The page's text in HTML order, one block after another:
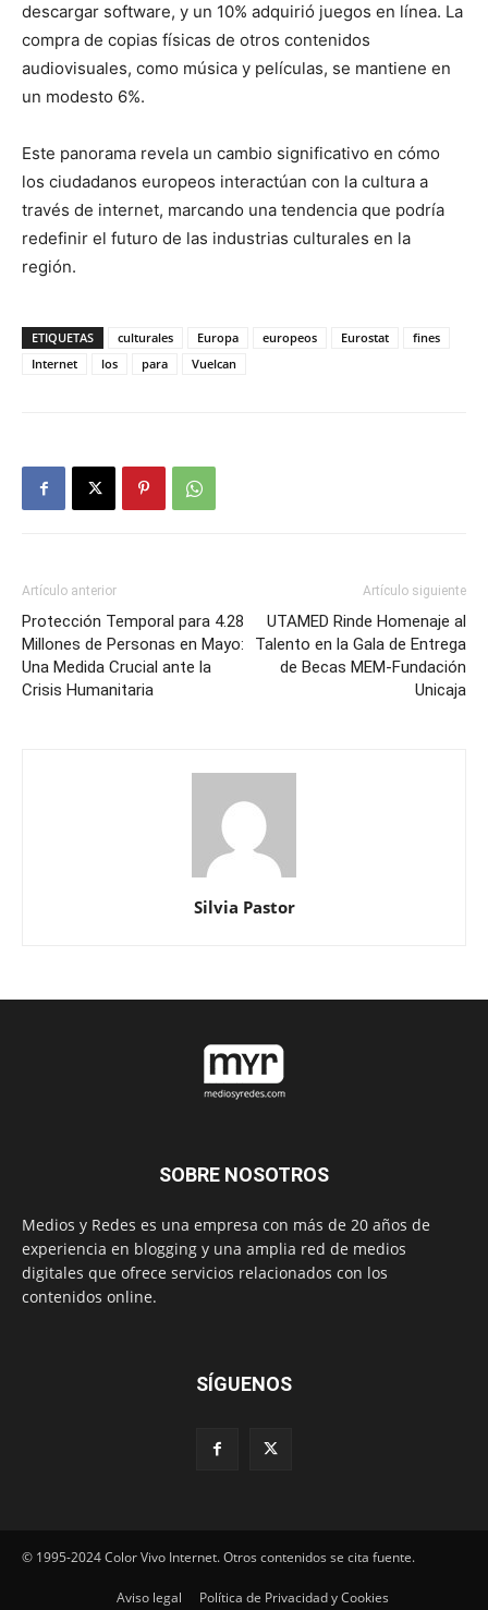
descargar software, y un 10% adquirió juegos en línea. La
compra de copias físicas de otros contenidos
audiovisuales, como música y películas, se mantiene en
un modesto 6%.
Este panorama revela un cambio significativo en cómo
los ciudadanos europeos interactúan con la cultura a
través de internet, marcando una tendencia que podría
redefinir el futuro de las industrias culturales en la
región.
ETIQUETAS culturales Europa europeos Eurostat
fines
Internet
los para Vuelcan
Artículo anterior
Protección Temporal para 4.28
Millones de Personas en Mayo:
Una Medida Crucial ante la
Crisis Humanitaria
Artículo siguiente
UTAMED Rinde Homenaje al
Talento en la Gala de Entrega
de Becas MEM-Fundación
Unicaja
Silvia Pastor
SOBRE NOSOTROS
Medios y Redes es una empresa con más de 20 años de
experiencia en blogging y una amplia red de medios
digitales que ofrece servicios relacionados con los
contenidos online.
SÍGUENOS
© 1995-2024 Color Vivo Internet. Otros contenidos se cita fuente.
Aviso legal Política de Privacidad y Cookies